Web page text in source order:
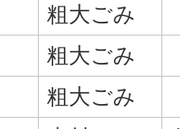
粗大ごみ
粗大ごみ
粗大ごみ